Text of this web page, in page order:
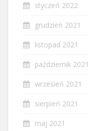
styczeń 2022
grudzień 2021
listopad 2021
październik 2021
wrzesień 2021
sierpień 2021
maj 2021